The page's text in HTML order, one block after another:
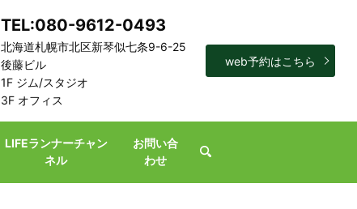
LIFEランナーチャン
ネル
お問い合
わせ
search
TEL:080-9612-0493
北海道札幌市北区新琴似七条9-6-25
後藤ビル
1F ジム/スタジオ
3F オフィス
web予約はこちら